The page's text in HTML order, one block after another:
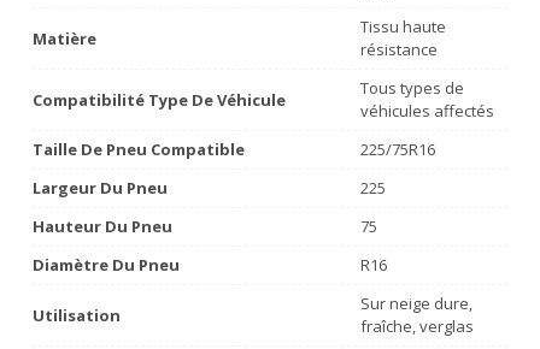
Matière
Tissu haute
résistance
Compatibilité Type De Véhicule
Tous types de
véhicules affectés
Taille De Pneu Compatible
225/75R16
Largeur Du Pneu
225
Hauteur Du Pneu
75
Diamètre Du Pneu
R16
Utilisation
Sur neige dure,
fraîche, verglas